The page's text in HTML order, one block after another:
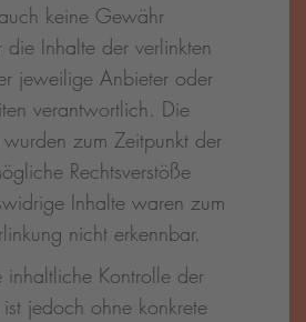
keine Gewähr
die Inhalte der verlinkten
jeweilige Anbieter oder
verantwortlich. Die
zum Zeitpunkt der
Rechtsverstöße
Inhalte waren zum
nicht erkennbar.
inhaltliche Kontrolle der
jedoch ohne konkrete